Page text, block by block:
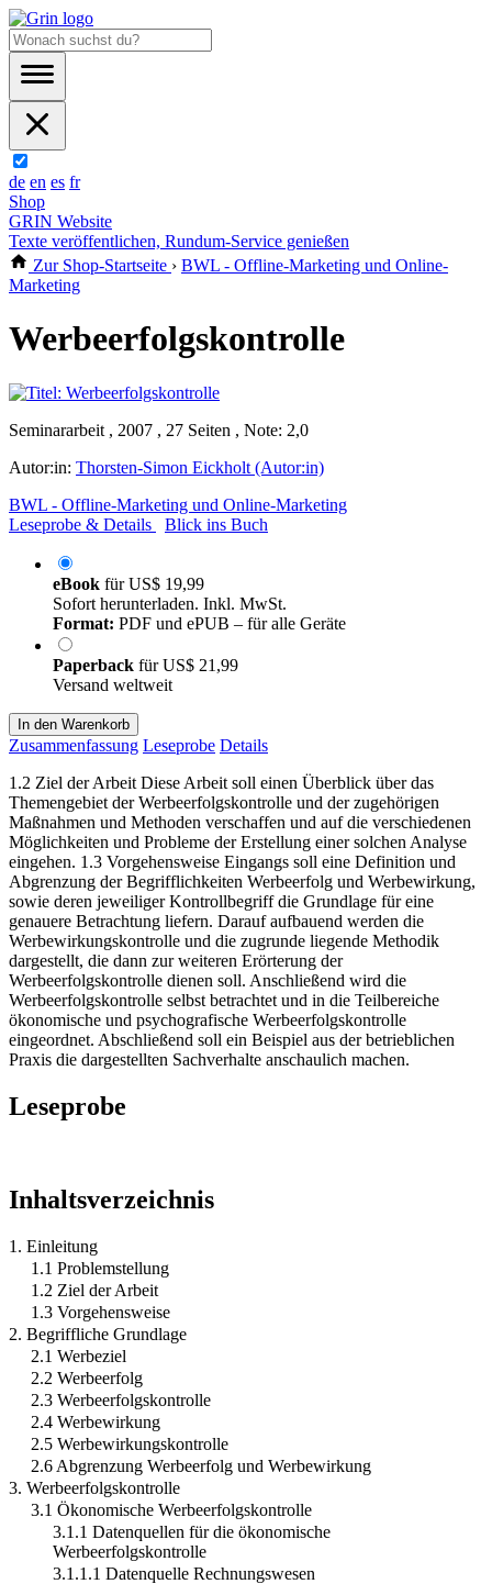
de en es fr
Shop
GRIN Website
Texte veröffentlichen, Rundum-Service genießen
Zur Shop-Startseite › BWL - Offline-Marketing und Online-
Marketing
Werbeerfolgskontrolle
Seminararbeit , 2007 , 27 Seiten , Note: 2,0
Autor:in: Thorsten-Simon Eickholt (Autor:in)
BWL - Offline-Marketing und Online-Marketing
Leseprobe & Details
Blick ins Buch
eBook fürUS$ 19,99
Sofort herunterladen. Inkl. MwSt.
Format: PDF und ePUB – für alle Geräte
Paperback fürUS$ 21,99
Versand weltweit
In den Warenkorb
Zusammenfassung Leseprobe Details
1.2 Ziel der Arbeit Diese Arbeit soll einen Überblick über das
Themengebiet der Werbeerfolgskontrolle und der zugehörigen
Maßnahmen und Methoden verschaffen und auf die verschiedenen
Möglichkeiten und Probleme der Erstellung einer solchen Analyse
eingehen. 1.3 Vorgehensweise Eingangs soll eine Definition und
Abgrenzung der Begrifflichkeiten Werbeerfolg und Werbewirkung,
sowie deren jeweiliger Kontrollbegriff die Grundlage für eine
genauere Betrachtung liefern. Darauf aufbauend werden die
Werbewirkungskontrolle und die zugrunde liegende Methodik
dargestellt, die dann zur weiteren Erörterung der
Werbeerfolgskontrolle dienen soll. Anschließend wird die
Werbeerfolgskontrolle selbst betrachtet und in die Teilbereiche
ökonomische und psychografische Werbeerfolgskontrolle
eingeordnet. Abschließend soll ein Beispiel aus der betrieblichen
Praxis die dargestellten Sachverhalte anschaulich machen.
Leseprobe
Inhaltsverzeichnis
1. Einleitung
1.1 Problemstellung
1.2 Ziel der Arbeit
1.3 Vorgehensweise
2. Begriffliche Grundlage
2.1 Werbeziel
2.2 Werbeerfolg
2.3 Werbeerfolgskontrolle
2.4 Werbewirkung
2.5 Werbewirkungskontrolle
2.6 Abgrenzung Werbeerfolg und Werbewirkung
3. Werbeerfolgskontrolle
3.1 Ökonomische Werbeerfolgskontrolle
3.1.1 Datenquellen für die ökonomische
Werbeerfolgskontrolle
3.1.1.1 Datenquelle Rechnungswesen